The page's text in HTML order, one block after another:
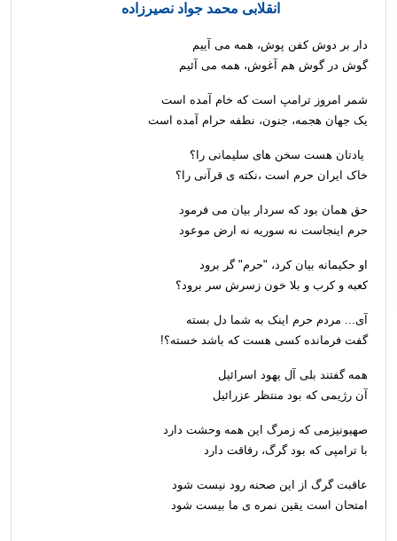
انقلابی محمد جواد نصیرزاده
دار بر دوش کفن پوش، همه می آییم
گوش در گوش هم آغوش، همه می آئیم
شمر امروز ترامپ است که خام آمده است
یک جهان هجمه، جنون، نطفه حرام آمده است
یادتان هست سخن های سلیمانی را؟
خاک ایران حرم است ،نکته ی قرآنی را؟
حق همان بود که سردار بیان می فرمود
حرم اینجاست نه سوریه نه ارض موعود
او حکیمانه بیان کرد، "حرم" گر برود
کعبه و کرب و بلا خون زسرش سر برود؟
آی... مردم حرم اینک به شما دل بسته
گفت فرمانده کسی هست که باشد خسته؟!
همه گفتند بلی‌ آل یهود اسرائیل
آن رژیمی که بود منتظر عزرائیل
صهیونیزمی که زمرگ این همه وحشت دارد
با ترامپی که بود گرگ، رفاقت دارد
عاقبت گرگ از این صحنه رود نیست شود
امتحان است یقین نمره ی ما بیست شود